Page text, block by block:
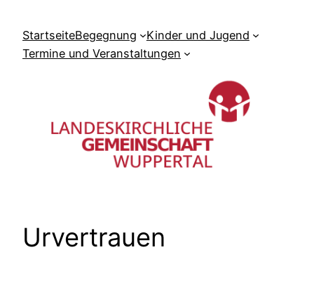
Inhalt
springen
StartseiteBegegnung
Kinder und Jugend
Termine und Veranstaltungen
Urvertrauen